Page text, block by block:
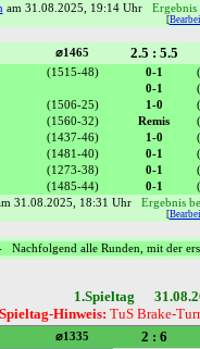
am 31.08.2025, 19:14 Uhr Ergebnis
[
⌀1465 2.5 : 5.5
(1515-48) 0-1
0-1
(1506-25) 1-0
(1560-32) Remis
(1437-46) 1-0
(1481-40) 0-1
(1273-38) 0-1
(1485-44) 0-1
31.08.2025, 18:31 Uhr Ergebnis
[
Nachfolgend alle Runden, mit der
1.Spieltag
Spieltag-Hinweis: TuS Brake-
⌀1335 2 : 6